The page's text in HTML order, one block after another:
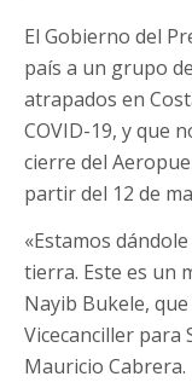
El Gobierno del
país a un grupo
atrapados en
COVID-19, y que
cierre del
partir del 12 de
«Estamos
tierra. Este es un
Nayib Bukele,
Vicecanciller para
Mauricio Cabrera.